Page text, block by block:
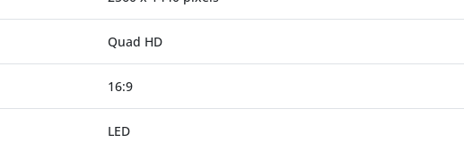
Quad HD
16:9
LED